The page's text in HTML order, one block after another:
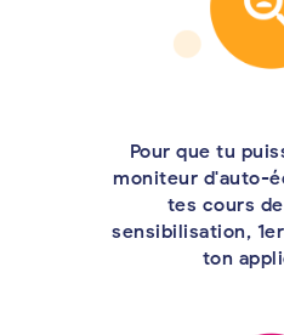
Pour que tu
moniteur d'auto-
tes cours
sensibilisation,
ton